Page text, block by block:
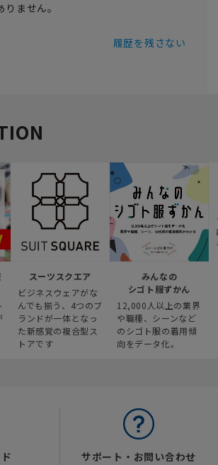
ません。
履歴を残さない
スーツスクエア
ビジネスウェアがな
んでも揃う、4つのブ
ランドが一体となっ
た新感覚の複合型ス
トアです
みんなの
シゴト服ずかん
12,000人以上の業界
や職種、シーンなど
のシゴト服の着用傾
向をデータ化。
サポート・お問い合わせ